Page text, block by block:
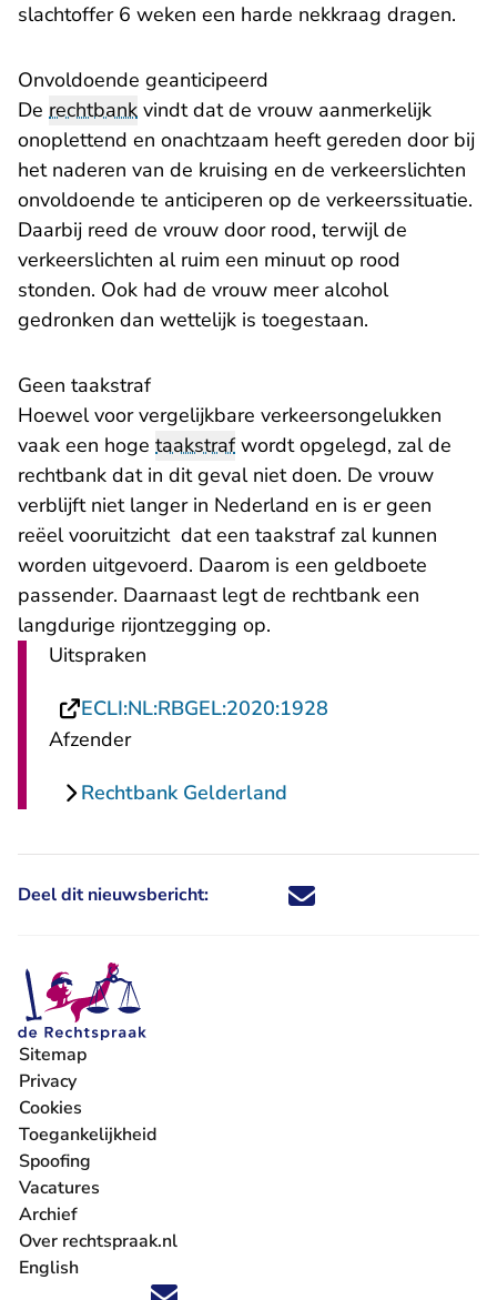
slachtoffer 6 weken een harde nekkraag dragen.
Onvoldoende geanticipeerd
De rechtbank vindt dat de vrouw aanmerkelijk
onoplettend en onachtzaam heeft gereden door bij
het naderen van de kruising en de verkeerslichten
onvoldoende te anticiperen op de verkeerssituatie.
Daarbij reed de vrouw door rood, terwijl de
verkeerslichten al ruim een minuut op rood
stonden. Ook had de vrouw meer alcohol
gedronken dan wettelijk is toegestaan.
Geen taakstraf
Hoewel voor vergelijkbare verkeersongelukken
vaak een hoge taakstrafwordt opgelegd, zal de
rechtbank dat in dit geval niet doen. De vrouw
verblijft niet langer in Nederland en is er geen
reëel vooruitzicht dat een taakstraf zal kunnen
worden uitgevoerd. Daarom is een geldboete
passender. Daarnaast legt de rechtbank een
langdurige rijontzegging op.
Uitspraken
ECLI:NL:RBGEL:2020:1928
Afzender
Rechtbank Gelderland
Deel dit nieuwsbericht: Deel dit nieuwsbericht via X -
Deel dit nieuwsbericht via
Deel dit nieuwsbericht
Deel dit
Volg ons op X (Twitter) - U verlaat Rechtspraak.nl
Volg ons op Facebook - U verlaat Rechtspraak.nl
Volg ons op Instagram - U verlaat Rechtspraak.nl
Volg ons op Youtube - U verlaat Rechtspraak.nl
Volg ons op LinkedIn - U verlaat
'Blijf op de hoogte' nieuwsbrief - U verlaat
Sitemap
Privacy
Cookies
Toegankelijkheid
Spoofing
Vacatures
- U verlaat Rechtspraak.nl
Archief
Over rechtspraak.nl
English